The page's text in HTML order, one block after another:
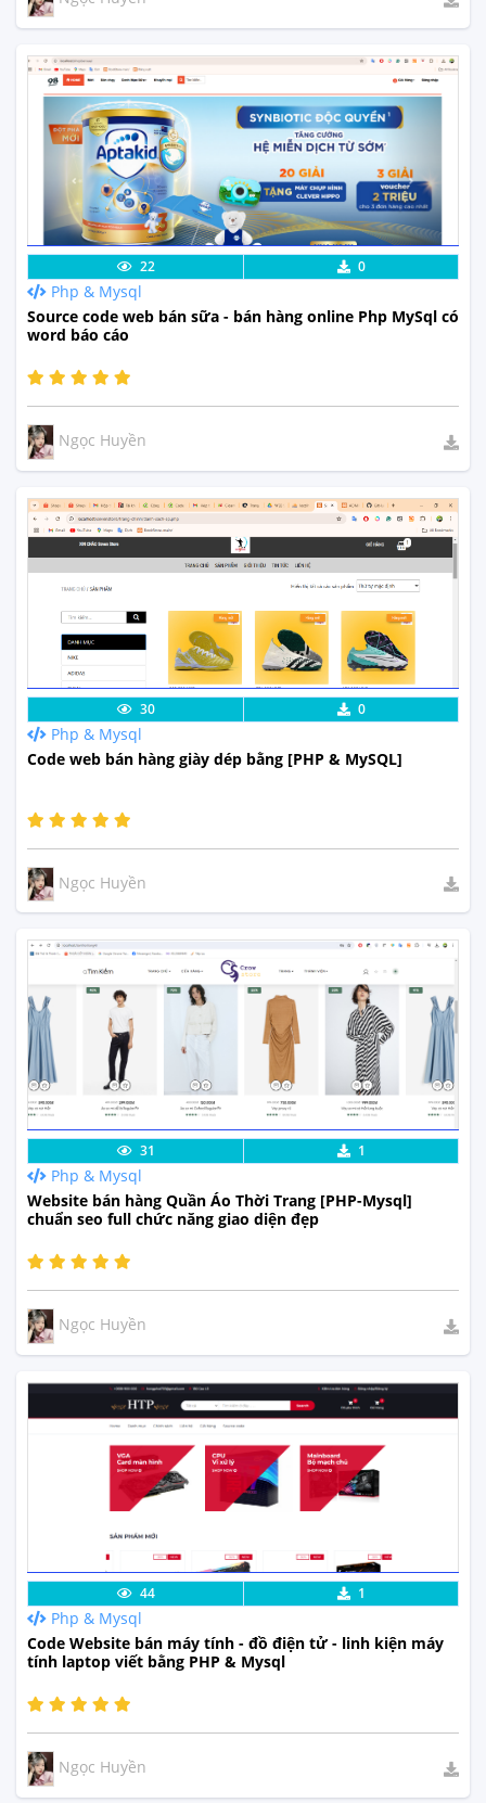
Lưu code Xem Thực Tế
22 0
Php & Mysql
Source code web bán sữa - bán hàng online Php MySql có
word báo cáo
Ngọc Huyền
Lưu code Xem Thực Tế
30 0
Php & Mysql
Code web bán hàng giày dép bằng [PHP & MySQL]
Ngọc Huyền
Lưu code Xem Thực Tế
31 1
Php & Mysql
Website bán hàng Quần Áo Thời Trang [PHP-Mysql]
chuẩn seo full chức năng giao diện đẹp
Ngọc Huyền
Lưu code Xem Thực Tế
44 1
Php & Mysql
Code Website bán máy tính - đồ điện tử - linh kiện máy
tính laptop viết bằng PHP & Mysql
Ngọc Huyền